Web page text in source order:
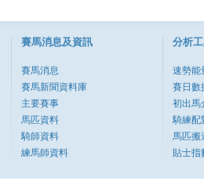
賽馬消息及資訊
賽馬消息
賽馬新聞資料庫
主要賽事
馬匹資料
騎師資料
練馬師資料
分析
速勢能
賽日數
初出馬
騎練配
馬匹搬
貼士指